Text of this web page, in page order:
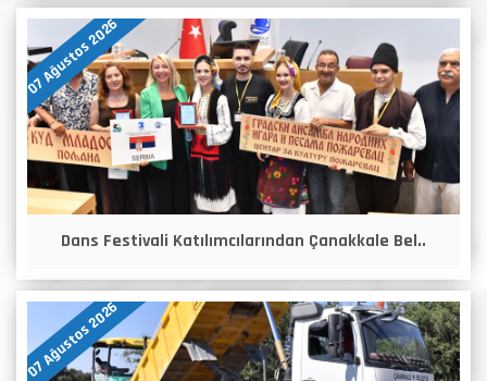
07 Ağustos 2026
Dans Festivali Katılımcılarından Çanakkale Bel..
07 Ağustos 2026